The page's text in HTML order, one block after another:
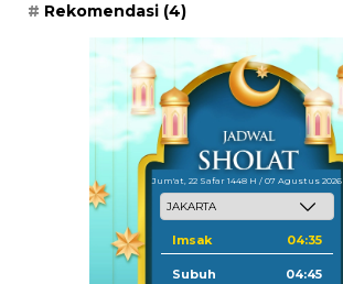
Rekomendasi (4)
Jum'at, 22 Safar 1448 H / 07 Agustus 2026
Imsak 04:35
Subuh 04:45